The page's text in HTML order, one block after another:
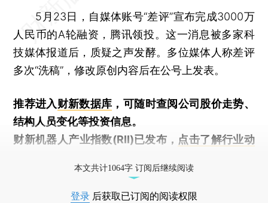
5月23日，自媒体账号“差评”宣布完成3000万
人民币的A轮融资，腾讯领投。这一消息被多家科
技媒体报道后，质疑之声发酵。多位媒体人称差评
多次“洗稿”，修改原创内容后在公号上发表。
推荐进入财新数据库 ，可随时查阅公司股价走势、
结构人员变化等投资信息。
财新机器人产业指数(RII)已发布， 点击了解行业动
本文共计1064字 订阅后继续阅读
登录 后获取已订阅的阅读权限